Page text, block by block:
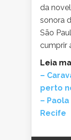
da
sonora
São
cumprir
Leia
–
perto
–
Recife